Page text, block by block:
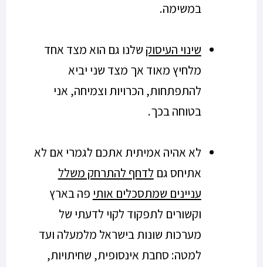
במשימה.
שינוי העיסוק שלנו גם הוא מצד אחד
מלחיץ מאוד אך מצד שני יביא
להתפתחות, הכרויות וצמיחה, אני
בטוחה בכך.
לא אהיה אמיתית אתכם לגמרי אם לא
אתיחס גם לדחף להתרחק משלל
עניינים שמתסכלים אותי פה בארץ
וקשורים לתפקוד לקוי לדעתי של
מערכות שונות בישראל מלמעלה ועד
למטה: סחבת אינסופית, שחיתויות,